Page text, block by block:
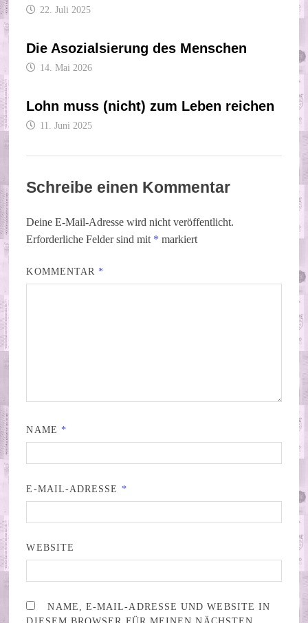
22. Juli 2025
Die Asozialsierung des Menschen
14. Mai 2026
Lohn muss (nicht) zum Leben reichen
11. Juni 2025
Schreibe einen Kommentar
Deine E-Mail-Adresse wird nicht veröffentlicht.
Erforderliche Felder sind mit * markiert
KOMMENTAR *
NAME *
E-MAIL-ADRESSE *
WEBSITE
NAME, E-MAIL-ADRESSE UND WEBSITE IN